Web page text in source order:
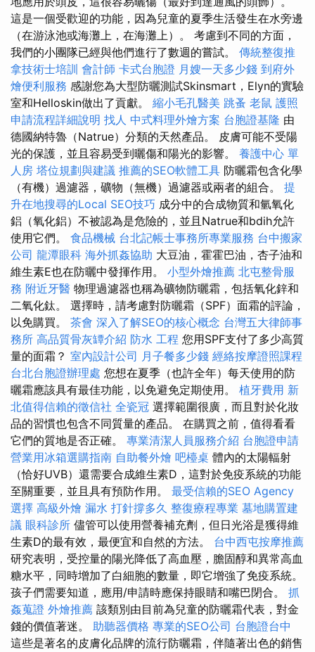
這是一個受歡迎的功能，因為兒童的夏季生活發生在水旁邊
（在游泳池或海灘上，在海灘上）。 考慮到不同的方面，
我們的小團隊已經與他們進行了數週的嘗試。 傳統整復推
拿技術士培訓 會計師 卡式台胞證 月嫂一天多少錢 到府外
燴便利服務 感謝您為大型防曬測試Skinsmart，Elyn的實驗
室和Helloskin做出了貢獻。 縮小毛孔醫美 跳蚤 老鼠 護照
申請流程詳細說明 找人 中式料理外燴方案 台胞證基隆 由
德國納特魯（Natrue）分類的天然產品。 皮膚可能不受陽
光的保護，並且容易受到曬傷和陽光的影響。 養護中心 單
人房 塔位規劃與建議 推薦的SEO軟體工具 防曬霜包含化學
（有機）過濾器，礦物（無機）過濾器或兩者的組合。 提
升在地搜尋的Local SEO技巧 成分中的合成物質和氫氧化
鋁（氧化鋁）不被認為是危險的，並且Natrue和bdih允許
使用它們。 食品機械 台北記帳士事務所專業服務 台中搬家
公司 龍潭眼科 海外抓姦協助 大豆油，霍霍巴油，杏子油和
維生素E也在防曬中發揮作用。 小型外燴推薦 北屯整骨服
務 附近牙醫 物理過濾器也稱為礦物防曬霜，包括氧化鋅和
二氧化鈦。 選擇時，請考慮對防曬霜（SPF）面霜的評論，
以免購買。 茶會 深入了解SEO的核心概念 台灣五大律師事
務所 高品質骨灰罈介紹 防水 工程 您用SPF支付了多少高質
量的面霜？ 室內設計公司 月子餐多少錢 經絡按摩證照課程
台北台胞證辦理處 您想在夏季（也許全年）每天使用的防
曬霜應該具有最佳功能，以免避免定期使用。 植牙費用 新
北值得信賴的徵信社 全瓷冠 選擇範圍很廣，而且對於化妝
品的習慣也包含不同質量的產品。 在購買之前，值得看看
它們的質地是否正確。 專業清潔人員服務介紹 台胞證申請
營業用冰箱選購指南 自助餐外燴 吧檯桌 體內的太陽輻射
（恰好UVB）還需要合成維生素D，這對於免疫系統的功能
至關重要，並且具有預防作用。 最受信賴的SEO Agency
選擇 高級外燴 漏水 打針撐多久 整復療程專業 墓地購置建
議 眼科診所 儘管可以使用營養補充劑，但日光浴是獲得維
生素D的最有效，最便宜和自然的方法。 台中西屯按摩推薦
研究表明，受控量的陽光降低了高血壓，膽固醇和異常高血
糖水平，同時增加了白細胞的數量，即它增強了免疫系統。
孩子們需要知道，應用/申請時應保持眼睛和嘴巴閉合。 抓
姦蒐證 外燴推薦 該類別由目前為兒童的防曬霜代表，對金
錢的價值著迷。 助聽器價格 專業的SEO公司 台胞證台中
這些是著名的皮膚化品牌的流行防曬霜，伴隨著出色的銷售